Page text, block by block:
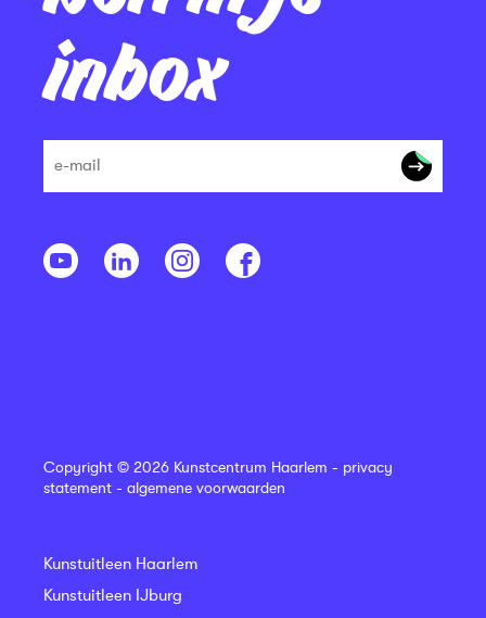
inbox
Copyright © 2026 Kunstcentrum Haarlem - privacy
statement - algemene voorwaarden
Kunstuitleen Haarlem
Kunstuitleen IJburg